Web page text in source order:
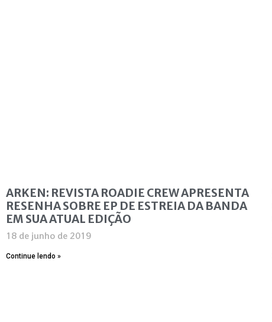
ARKEN: REVISTA ROADIE CREW APRESENTA
RESENHA SOBRE EP DE ESTREIA DA BANDA
EM SUA ATUAL EDIÇÃO
18 de junho de 2019
Continue lendo »